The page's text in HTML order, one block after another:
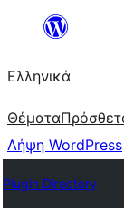
Μετάβαση
περιεχόμενο
Ελληνικά
Θέματα
Λήψη WordPress
Plugin Directory